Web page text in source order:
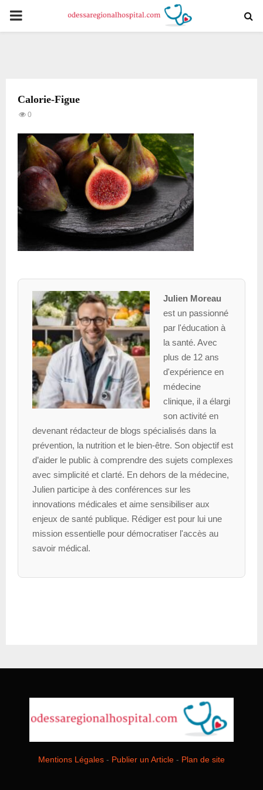
PRIMARY
Calorie-Figue
0
Julien Moreau
est un passionné
par l'éducation à
la santé. Avec
plus de 12 ans
d'expérience en
médecine
clinique, il a élargi
son activité en
devenant rédacteur de blogs spécialisés dans la
prévention, la nutrition et le bien-être. Son objectif est
d’aider le public à comprendre des sujets complexes
avec simplicité et clarté. En dehors de la médecine,
Julien participe à des conférences sur les
innovations médicales et aime sensibiliser aux
enjeux de santé publique. Rédiger est pour lui une
mission essentielle pour démocratiser l'accès au
savoir médical.
Mentions Légales - Publier un Article - Plan de site